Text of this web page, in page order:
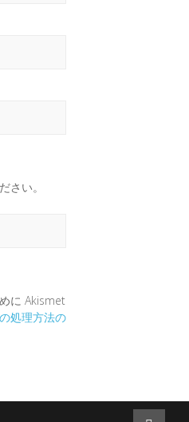
さい。
に Akismet
処理方法の